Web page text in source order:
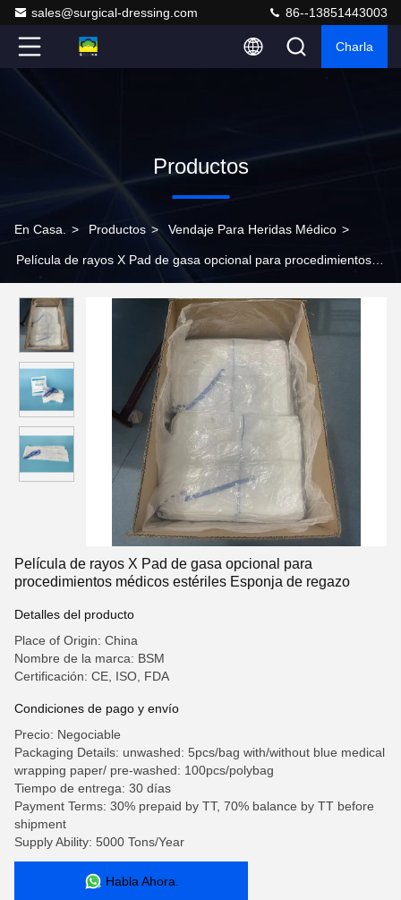
sales@surgical-dressing.com 86--13851443003
Charla
Productos
En Casa. > Productos > Vendaje Para Heridas Médico >
Película de rayos X Pad de gasa opcional para procedimientos
Película de rayos X Pad de gasa opcional para
procedimientos médicos estériles Esponja de regazo
Detalles del producto
Place of Origin: China
Nombre de la marca: BSM
Certificación: CE, ISO, FDA
Condiciones de pago y envío
Precio: Negociable
Packaging Details: unwashed: 5pcs/bag with/without blue medical
wrapping paper/ pre-washed: 100pcs/polybag
Tiempo de entrega: 30 días
Payment Terms: 30% prepaid by TT, 70% balance by TT before
shipment
Supply Ability: 5000 Tons/Year
Habla Ahora.